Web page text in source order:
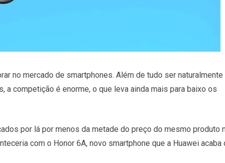
no mercado de smartphones. Além de tudo ser naturalmente
a competição é enorme, o que leva ainda mais para baixo os
por lá por menos da metade do preço do mesmo produto
com o Honor 6A, novo smartphone que a Huawei acaba